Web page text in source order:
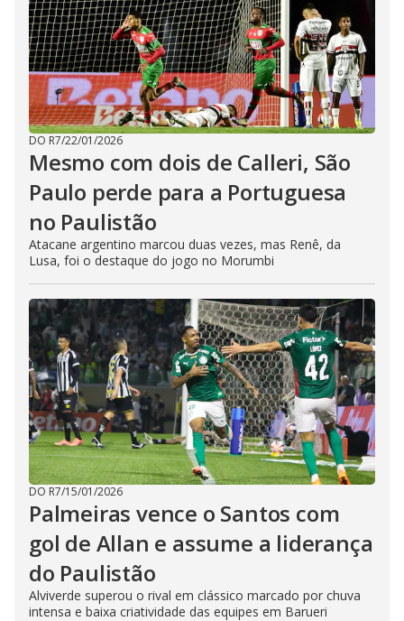
DO R7/22/01/2026
Mesmo com dois de Calleri, São
Paulo perde para a Portuguesa
no Paulistão
Atacane argentino marcou duas vezes, mas Renê, da
Lusa, foi o destaque do jogo no Morumbi
DO R7/15/01/2026
Palmeiras vence o Santos com
gol de Allan e assume a liderança
do Paulistão
Alviverde superou o rival em clássico marcado por chuva
intensa e baixa criatividade das equipes em Barueri